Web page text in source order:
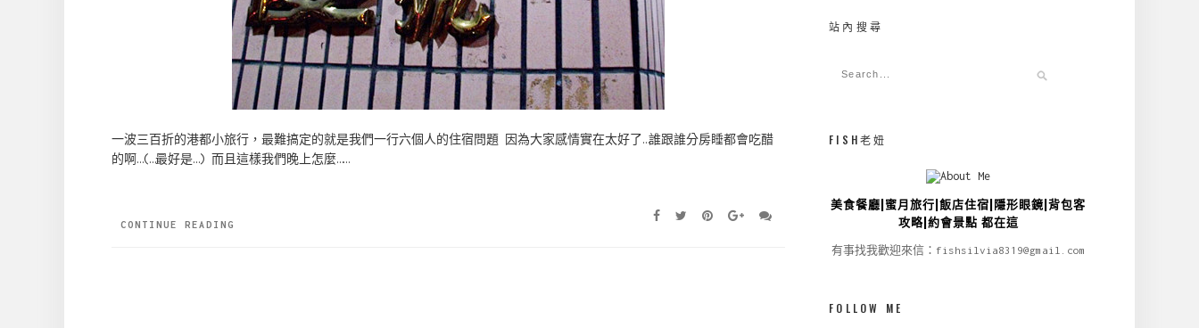
一波三百折的港都小旅行，最難搞定的就是我們一行六個人的住宿問題 因為大家感情實在太好了…誰跟誰分房睡都會吃醋
的啊…(…最好是…) 而且這樣我們晚上怎麼……
CONTINUE READING
站內搜尋
FISH老妞
美食餐廳|蜜月旅行|飯店住宿|隱形眼鏡|背包客
攻略|約會景點 都在這
有事找我歡迎來信：fishsilvia8319@gmail.com
FOLLOW ME